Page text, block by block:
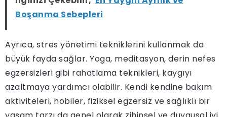
Boşanma Sebepleri
Ayrıca, stres yönetimi tekniklerini kullanmak da
büyük fayda sağlar. Yoga, meditasyon, derin nefes
egzersizleri gibi rahatlama teknikleri, kaygıyı
azaltmaya yardımcı olabilir. Kendi kendine bakım
aktiviteleri, hobiler, fiziksel egzersiz ve sağlıklı bir